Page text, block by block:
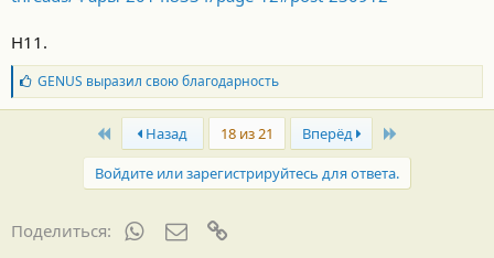
H11.
Б
л
а
о
GENUS выразил свою благодарность
First Назад 18 из 21 Вперёд
Войдите или зарегистрируйтесь для ответа.
Поделиться: WhatsAppЭлектронная почта